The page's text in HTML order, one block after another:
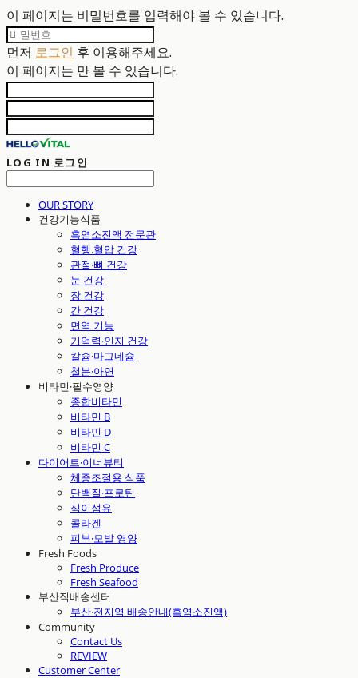
이 페이지는 비밀번호를 입력해야 볼 수 있습니다.
먼저 로그인 후 이용해주세요.
이 페이지는 만 볼 수 있습니다.
LOG IN 로그인
OUR STORY
건강기능식품
흑염소진액 전문관
혈행.혈압 건강
관절·뼈 건강
눈 건강
장 건강
간 건강
면역 기능
기억력·인지 건강
칼슘·마그네슘
철분·아연
비타민·필수영양
종합비타민
비타민 B
비타민 D
비타민 C
다이어트·이너뷰티
체중조절용 식품
단백질·프로틴
식이섬유
콜라겐
피부·모발 영양
Fresh Foods
Fresh Produce
Fresh Seafood
부산직배송센터
부산·전지역 배송안내(흑염소진액)
Community
Contact Us
REVIEW
Customer Center